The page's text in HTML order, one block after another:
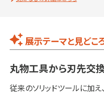
展示テーマと見どこ
丸物工具から刃先交
従来のソリッドツールに加